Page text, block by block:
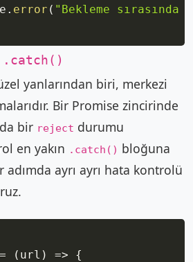
. error ( "Bekleme
.catch()
yanlarından biri, merkezi
Bir Promise zincirinde
bir reject durumu
en yakın .catch() bloğuna
adımda ayrı ayrı hata kontrolü
= ( url ) =>
{